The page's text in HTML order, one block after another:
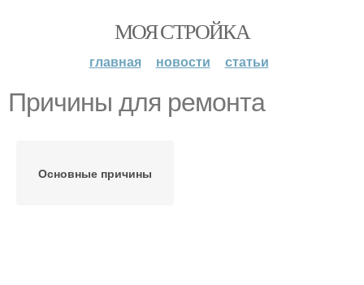
МОЯ СТРОЙКА
главная новости статьи
Причины для ремонта
Основные причины